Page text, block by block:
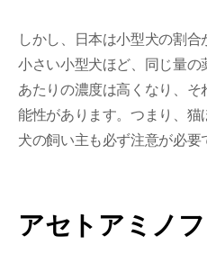
しかし、日本は小型犬の割
小さい小型犬ほど、同じ量
あたりの濃度は高くなり、
能性があります。つまり、
犬の飼い主も必ず注意が必要
アセトアミノ